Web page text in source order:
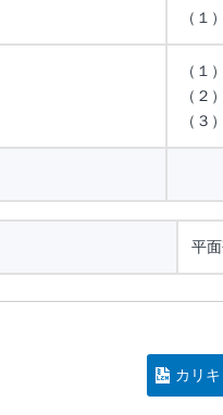
（１
（１
（２
（３
平
カリ